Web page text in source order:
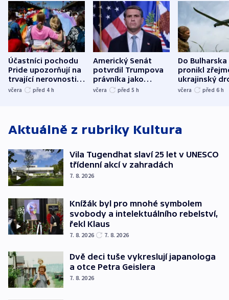
Účastníci pochodu
Pride upozorňují na
trvající nerovnosti i
společenskou
včera před 4 h
Americký Senát
potvrdil Trumpova
právníka jako
ministra
včera před 5 h
Do Bulharska
pronikl
ukrajinský
explodoval
včera před 6 h
Aktuálně z rubriky Kultura
Vila Tugendhat slaví 25 let v UNESCO
třídenní akcí v zahradách
7. 8. 2026
Knížák byl pro mnohé symbolem
svobody a intelektuálního rebelství,
řekl Klaus
7. 8. 2026 7. 8. 2026
Dvě deci tuše vykreslují japanologa
a otce Petra Geislera
7. 8. 2026